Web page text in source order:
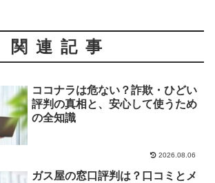
関連記事
ココナラは危ない？詐欺・ひどい
評判の真相と、安心して使うため
の全知識
2026.08.06
ガス屋の窓口評判は？口コミとメ